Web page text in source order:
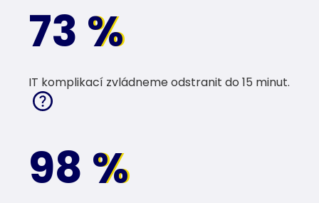
73 %
%
IT komplikací zvládneme odstranit do 15 minut.
98 %
%